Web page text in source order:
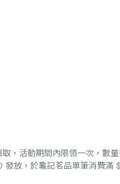
，活動期間內限領一次，數
放，於龜記茗品單筆消費滿